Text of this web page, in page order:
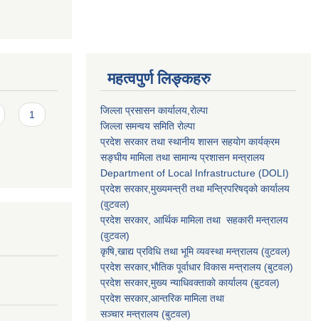
1
महत्वपुर्ण लिङ्कहरु
जिल्ला प्रसासन कार्यालय,राेल्पा
जिल्ला समन्वय समिति रोल्पा
प्रदेश सरकार तथा स्थानीय शासन सहयाेग कार्यक्रम
सङ्‍घीय मामिला तथा सामान्य प्रशासन मन्त्रालय
Department of Local Infrastructure (DOLI)
प्रदेश सरकार,मुख्यमन्त्री तथा मन्त्रिपरिषद्को कार्यालय
(वुटवल)
प्रदेश सरकार, आर्थिक मामिला तथा सहकारी मन्त्रालय
(वुटवल)
कृषि,खाद्य प्रविधि तथा भूमि व्यवस्था मन्त्रालय (वुटवल)
प्रदेश सरकार,भाैतिक पूर्वाधार विकास मन्त्रालय (बुटवल)
प्रदेश सरकार,मुख्य न्याधिवक्ताकाे कार्यालय (बुटवल)
प्रदेश सरकार,आन्तरिक मामिला तथा
सञ्चार मन्त्रालय (बुटवल)